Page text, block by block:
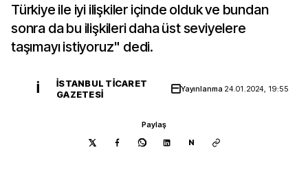
Türkiye ile iyi ilişkiler içinde olduk ve bundan
sonra da bu ilişkileri daha üst seviyelere
taşımayı istiyoruz" dedi.
İ
İSTANBUL TICARET
GAZETESI
Yayınlanma 24.01.2024, 19:55
Paylaş
N